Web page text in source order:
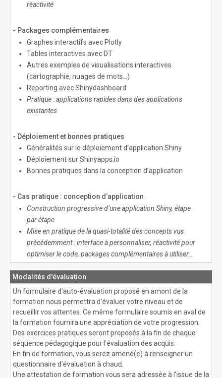
réactivité
- Packages complémentaires
Graphes interactifs avec Plotly
Tables interactives avec DT
Autres exemples de visualisations interactives
(cartographie, nuages de mots…)
Reporting avec Shinydashboard
Pratique : applications rapides dans des applications
existantes
- Déploiement et bonnes pratiques
Généralités sur le déploiement d’application Shiny
Déploiement sur Shinyapps.io
Bonnes pratiques dans la conception d’application
- Cas pratique : conception d’application
Construction progressive d’une application Shiny, étape
par étape
Mise en pratique de la quasi-totalité des concepts vus
précédemment : interface à personnaliser, réactivité pour
optimiser le code, packages complémentaires à utiliser…
Modalités d'évaluation
Un formulaire d'auto-évaluation proposé en amont de la
formation nous permettra d'évaluer votre niveau et de
recueillir vos attentes. Ce même formulaire soumis en aval de
la formation fournira une appréciation de votre progression.
Des exercices pratiques seront proposés à la fin de chaque
séquence pédagogique pour l'évaluation des acquis.
En fin de formation, vous serez amené(e) à renseigner un
questionnaire d'évaluation à chaud.
Une attestation de formation vous sera adressée à l'issue de la